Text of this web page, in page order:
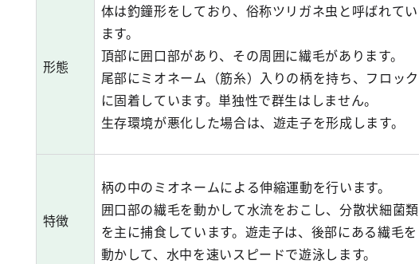
形態
体は釣鐘形をしており、俗称ツリガネ虫と呼ばれてい
ます。
頂部に囲口部があり、その周囲に繊毛があります。
尾部にミオネーム（筋糸）入りの柄を持ち、フロック
に固着しています。単独性で群生はしません。
生存環境が悪化した場合は、遊走子を形成します。
特徴
柄の中のミオネームによる伸縮運動を行います。
囲口部の繊毛を動かして水流をおこし、分散状細菌類
を主に捕食しています。遊走子は、後部にある繊毛を
動かして、水中を速いスピードで遊泳します。